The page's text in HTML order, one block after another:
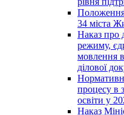
34 міста
Наказ про
режиму,
мовлення
ділової
процесу в
освіти у
Наказ